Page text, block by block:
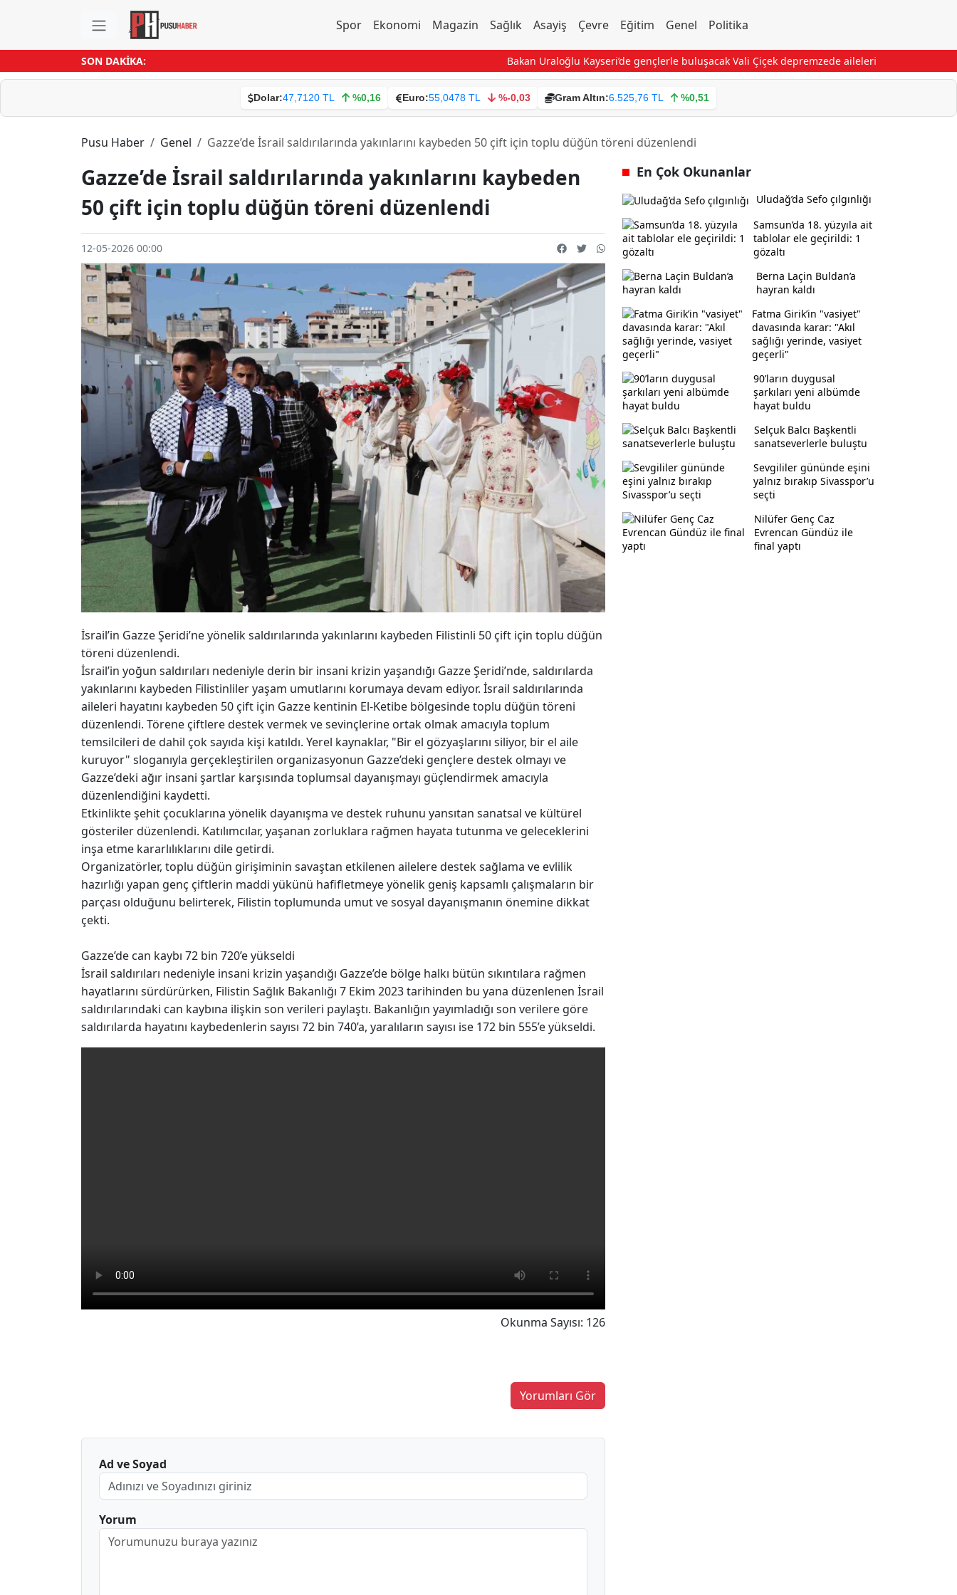
Spor Ekonomi Magazin Sağlık Asayiş Çevre Eğitim Genel Politika
SON DAKİKA: Bakan Uraloğlu Kayseri’de gençlerle buluşacakVali Çiçek depremzede ailelerin sevincine ortak
Dolar:47,7120 TL %0,16 Euro:55,0478 TL %-0,03 Gram Altın:6.525,76 TL %0,51
Pusu Haber Genel Gazze’de İsrail saldırılarında yakınlarını kaybeden 50 çift için toplu düğün töreni düzenlendi
Gazze’de İsrail saldırılarında yakınlarını kaybeden
50 çift için toplu düğün töreni düzenlendi
12-05-2026 00:00
İsrail’in Gazze Şeridi’ne yönelik saldırılarında yakınlarını kaybeden Filistinli 50 çift için toplu düğün
töreni düzenlendi.
İsrail’in yoğun saldırıları nedeniyle derin bir insani krizin yaşandığı Gazze Şeridi’nde, saldırılarda
yakınlarını kaybeden Filistinliler yaşam umutlarını korumaya devam ediyor. İsrail saldırılarında
aileleri hayatını kaybeden 50 çift için Gazze kentinin El-Ketibe bölgesinde toplu düğün töreni
düzenlendi. Törene çiftlere destek vermek ve sevinçlerine ortak olmak amacıyla toplum
temsilcileri de dahil çok sayıda kişi katıldı. Yerel kaynaklar, "Bir el gözyaşlarını siliyor, bir el aile
kuruyor" sloganıyla gerçekleştirilen organizasyonun Gazze’deki gençlere destek olmayı ve
Gazze’deki ağır insani şartlar karşısında toplumsal dayanışmayı güçlendirmek amacıyla
düzenlendiğini kaydetti.
Etkinlikte şehit çocuklarına yönelik dayanışma ve destek ruhunu yansıtan sanatsal ve kültürel
gösteriler düzenlendi. Katılımcılar, yaşanan zorluklara rağmen hayata tutunma ve geleceklerini
inşa etme kararlılıklarını dile getirdi.
Organizatörler, toplu düğün girişiminin savaştan etkilenen ailelere destek sağlama ve evlilik
hazırlığı yapan genç çiftlerin maddi yükünü hafifletmeye yönelik geniş kapsamlı çalışmaların bir
parçası olduğunu belirterek, Filistin toplumunda umut ve sosyal dayanışmanın önemine dikkat
çekti.
Gazze’de can kaybı 72 bin 720’e yükseldi
İsrail saldırıları nedeniyle insani krizin yaşandığı Gazze’de bölge halkı bütün sıkıntılara rağmen
hayatlarını sürdürürken, Filistin Sağlık Bakanlığı 7 Ekim 2023 tarihinden bu yana düzenlenen İsrail
saldırılarındaki can kaybına ilişkin son verileri paylaştı. Bakanlığın yayımladığı son verilere göre
saldırılarda hayatını kaybedenlerin sayısı 72 bin 740’a, yaralıların sayısı ise 172 bin 555’e yükseldi.
Okunma Sayısı: 126
Yorumları Gör
Ad ve Soyad
Yorum
En Çok Okunanlar
Uludağ’da Sefo çılgınlığı
Samsun’da 18. yüzyıla ait
tablolar ele geçirildi: 1
gözaltı
Berna Laçin Buldan’a
hayran kaldı
Fatma Girik’in "vasiyet"
davasında karar: "Akıl
sağlığı yerinde, vasiyet
geçerli"
90’ların duygusal
şarkıları yeni albümde
hayat buldu
Selçuk Balcı Başkentli
sanatseverlerle buluştu
Sevgililer gününde eşini
yalnız bırakıp Sivasspor’u
seçti
Nilüfer Genç Caz
Evrencan Gündüz ile
final yaptı